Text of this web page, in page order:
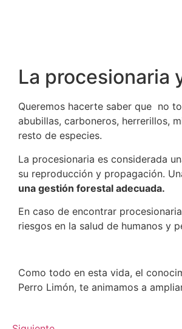
La procesionaria
Queremos hacerte saber que no
abubillas, carboneros, herrerillos,
resto de especies.
La procesionaria es considerada
su reproducción y propagación.
una gestión forestal adecuada.
En caso de encontrar
riesgos en la salud de humanos y
Como todo en esta vida, el
Perro Limón, te animamos a